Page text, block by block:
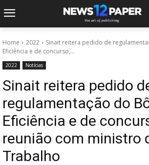
Home 2022
Sinait reitera pedido de
Eficiência e de concurso,...
2022 Notícias
Sinait reitera pedido
regulamentação do
Eficiência e de
reunião com ministro
Trabalho